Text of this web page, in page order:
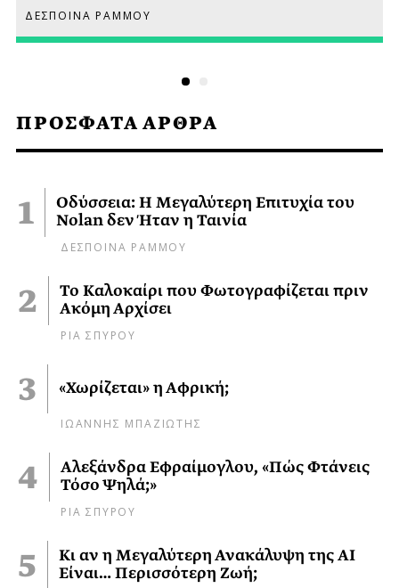
ΠΡΟΣΦΑΤΑ ΑΡΘΡΑ
Οδύσσεια: Η Μεγαλύτερη Επιτυχία του
Nolan δεν Ήταν η Ταινία
ΔΕΣΠΟΙΝΑ ΡΑΜΜΟΥ
Το Καλοκαίρι που Φωτογραφίζεται πριν
Ακόμη Αρχίσει
ΡΙΑ ΣΠΥΡΟΥ
«Χωρίζεται» η Αφρική;
ΙΩΑΝΝΗΣ ΜΠΑΖΙΩΤΗΣ
Αλεξάνδρα Εφραίμογλου, «Πώς Φτάνεις
Τόσο Ψηλά;»
ΡΙΑ ΣΠΥΡΟΥ
Κι αν η Μεγαλύτερη Ανακάλυψη της AI
Είναι… Περισσότερη Ζωή;
ΔΕΣΠΟΙΝΑ ΡΑΜΜΟΥ